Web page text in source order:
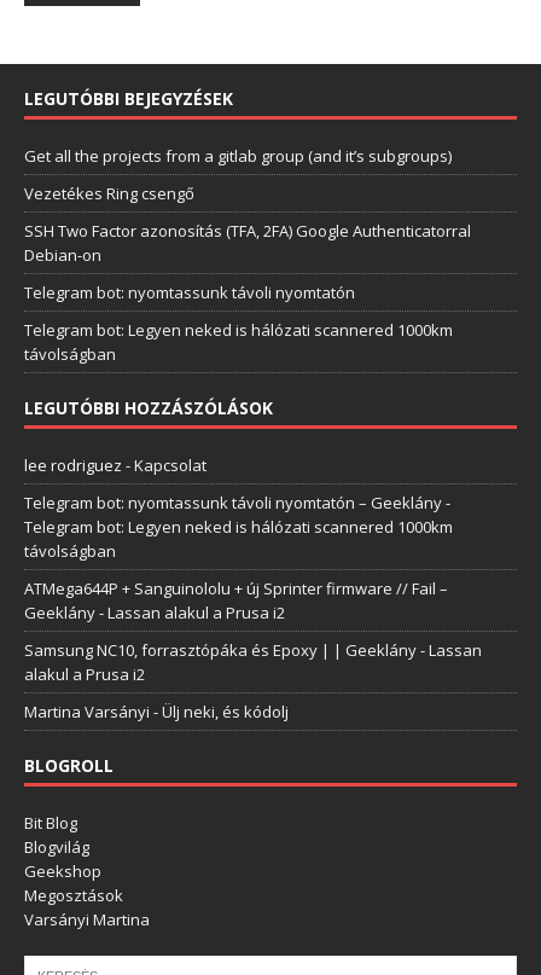
LEGUTÓBBI BEJEGYZÉSEK
Get all the projects from a gitlab group (and it’s subgroups)
Vezetékes Ring csengő
SSH Two Factor azonosítás (TFA, 2FA) Google Authenticatorral
Debian-on
Telegram bot: nyomtassunk távoli nyomtatón
Telegram bot: Legyen neked is hálózati scannered 1000km
távolságban
LEGUTÓBBI HOZZÁSZÓLÁSOK
lee rodriguez -Kapcsolat
Telegram bot: nyomtassunk távoli nyomtatón – Geeklány-
Telegram bot: Legyen neked is hálózati scannered 1000km
távolságban
ATMega644P + Sanguinololu + új Sprinter firmware // Fail –
Geeklány-Lassan alakul a Prusa i2
Samsung NC10, forrasztópáka és Epoxy | | Geeklány-Lassan
alakul a Prusa i2
Martina Varsányi -Ülj neki, és kódolj
BLOGROLL
Bit Blog
Blogvilág
Geekshop
Megosztások
Varsányi Martina